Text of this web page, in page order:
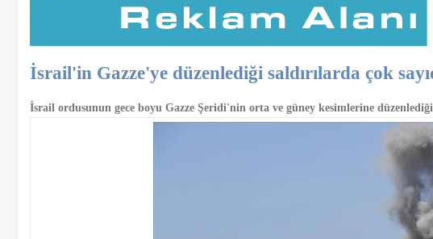
İsrail'in Gazze'ye düzenlediği saldırılarda çok
İsrail ordusunun gece boyu Gazze Şeridi'nin orta ve güney kesimlerine